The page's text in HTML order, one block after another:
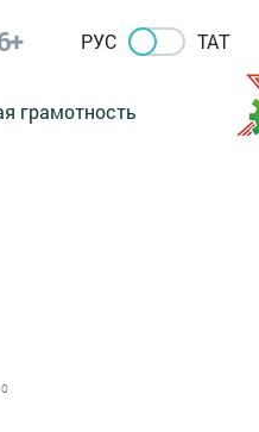
РУС ТАТ
грамотность
0